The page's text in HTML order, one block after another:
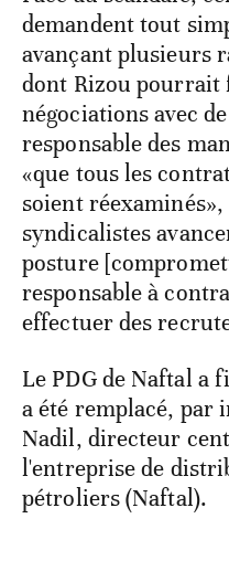
demandent tout
avançant plusieurs
dont Rizou pourrait
négociations avec
responsable des
«que tous les
soient réexaminés»,
syndicalistes
posture
responsable à
effectuer des
Le PDG de Naftal a
a été remplacé, par
Nadil, directeur
l'entreprise de
pétroliers (Naftal).